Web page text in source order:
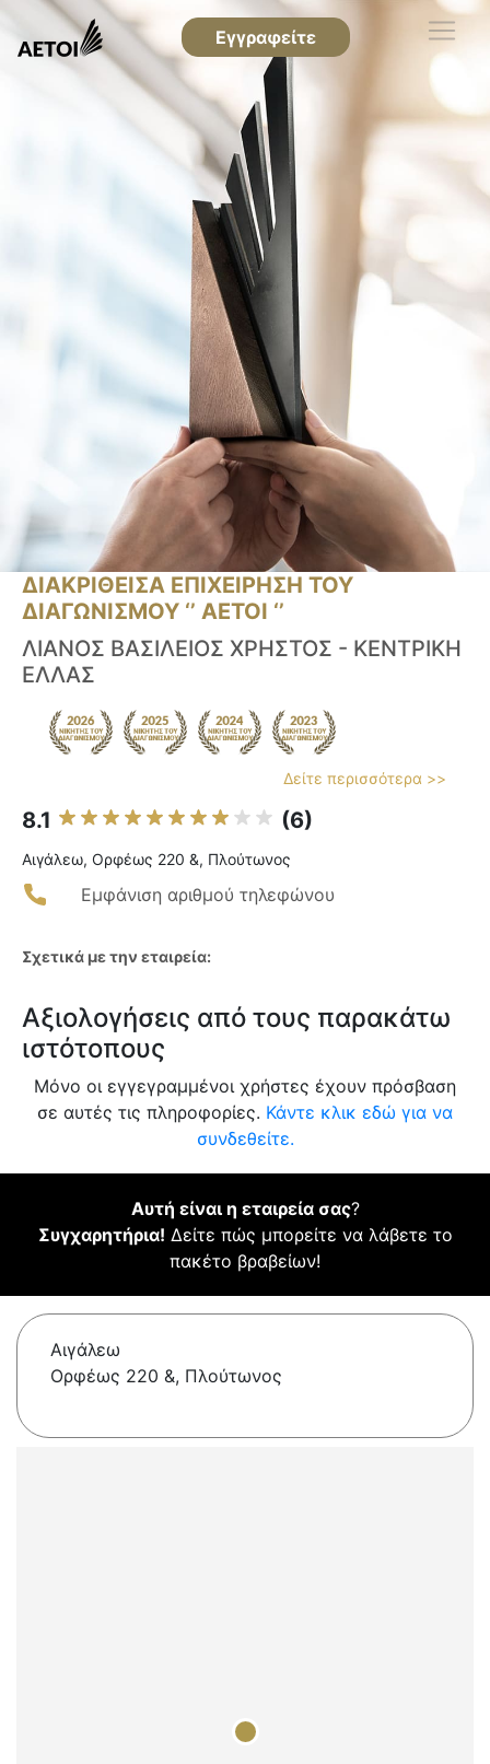
Εγγραφείτε
ΔΙΑΚΡΙΘΕΙΣΑ ΕΠΙΧΕΙΡΗΣΗ ΤΟΥ
ΔΙΑΓΩΝΙΣΜΟΥ ‘’ ΑΕΤΟΙ ‘’
ΛΙΑΝΟΣ ΒΑΣΙΛΕΙΟΣ ΧΡΗΣΤΟΣ - ΚΕΝΤΡΙΚΗ
ΕΛΛΑΣ
Δείτε περισσότερα >>
8.1 (6)
Αιγάλεω, Ορφέως 220 &, Πλούτωνος
Εμφάνιση αριθμού τηλεφώνου
Σχετικά με την εταιρεία:
Αξιολογήσεις από τους παρακάτω
ιστότοπους
Μόνο οι εγγεγραμμένοι χρήστες έχουν πρόσβαση
σε αυτές τις πληροφορίες. Κάντε κλικ εδώ για να
συνδεθείτε.
Αυτή είναι η εταιρεία σας?
Συγχαρητήρια! Δείτε πώς μπορείτε να λάβετε το
πακέτο βραβείων!
Αιγάλεω
Ορφέως 220 &, Πλούτωνος